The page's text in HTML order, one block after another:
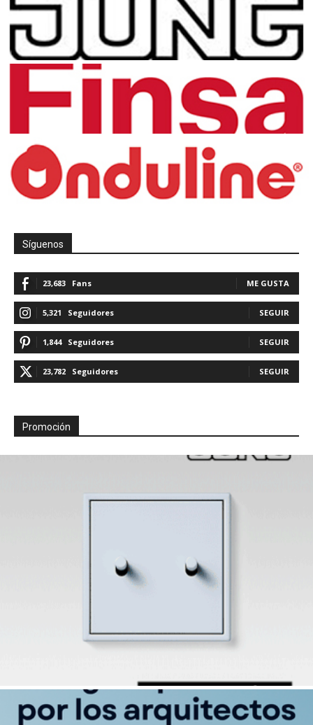
Síguenos
23,683 Fans ME GUSTA
5,321 Seguidores SEGUIR
1,844 Seguidores SEGUIR
23,782 Seguidores SEGUIR
Promoción